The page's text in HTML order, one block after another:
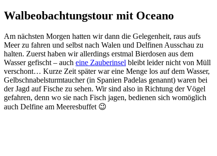
Walbeobachtungstour mit Oceano
Am nächsten Morgen hatten wir dann die Gelegenheit, raus aufs
Meer zu fahren und selbst nach Walen und Delfinen Ausschau zu
halten. Zuerst haben wir allerdings erstmal Bierdosen aus dem
Wasser gefischt – auch eine Zauberinsel bleibt leider nicht von Müll
verschont… Kurze Zeit später war eine Menge los auf dem Wasser,
Gelbschnabelsturmtaucher (in Spanien Padelas genannt) waren bei
der Jagd auf Fische zu sehen. Wir sind also in Richtung der Vögel
gefahren, denn wo sie nach Fisch jagen, bedienen sich womöglich
auch Delfine am Meeresbuffet 😉